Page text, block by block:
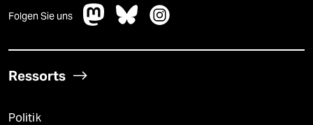
Folgen Sie uns
Ressorts
Politik